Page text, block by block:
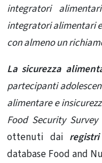
integratori
integratori alimentari e
con almeno un
La sicurezza
partecipanti
alimentare e
Food Security
ottenuti dai
database Food and